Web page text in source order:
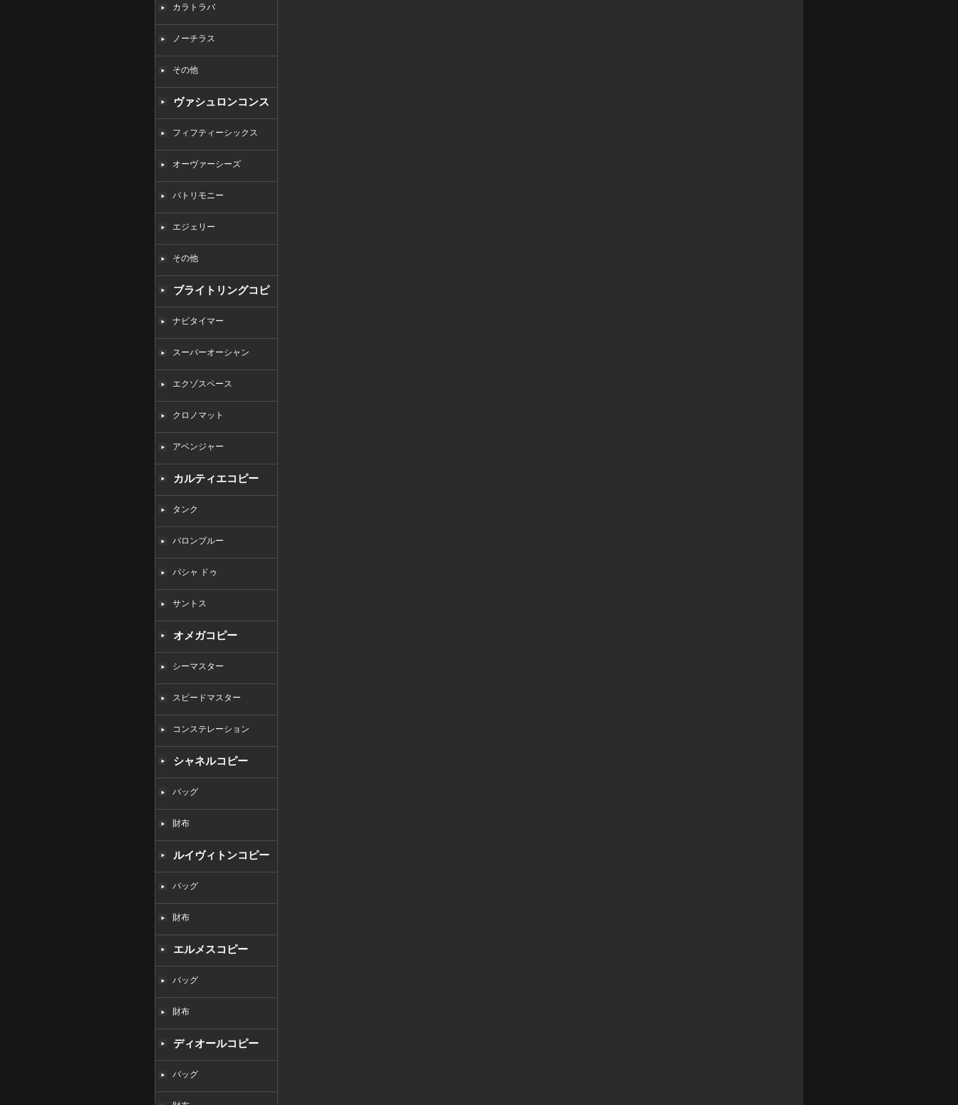
カラトラバ
ノーチラス
その他
ヴァシュロンコンス
タンタンコピー
フィフティーシックス
オーヴァーシーズ
パトリモニー
エジェリー
その他
ブライトリングコピ
ー ナビタイマー
スーパーオーシャン
エクゾスペース
クロノマット
アベンジャー
カルティエコピー
タンク
バロンブルー
パシャ ドゥ
サントス
オメガコピー
シーマスター
スピードマスター
コンステレーション
シャネルコピー
バッグ
財布
ルイヴィトンコピー
バッグ
財布
エルメスコピー
バッグ
財布
ディオールコピー
バッグ